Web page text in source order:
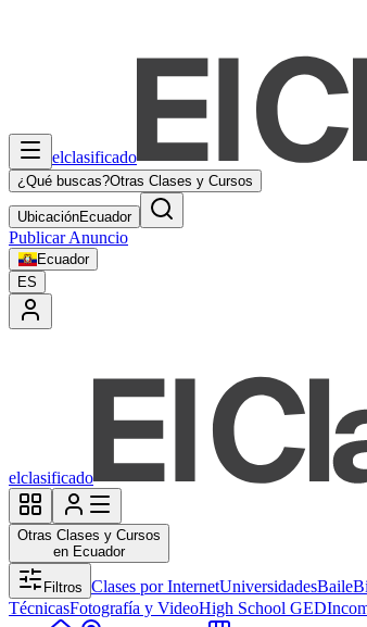
elclasificado
¿Qué buscas?Otras Clases y Cursos
UbicaciónEcuador
Publicar Anuncio
Ecuador
ES
elclasificado
Otras Clases y Cursos
en Ecuador
Filtros Clases por InternetUniversidadesBaile
TécnicasFotografía y VideoHigh School GED